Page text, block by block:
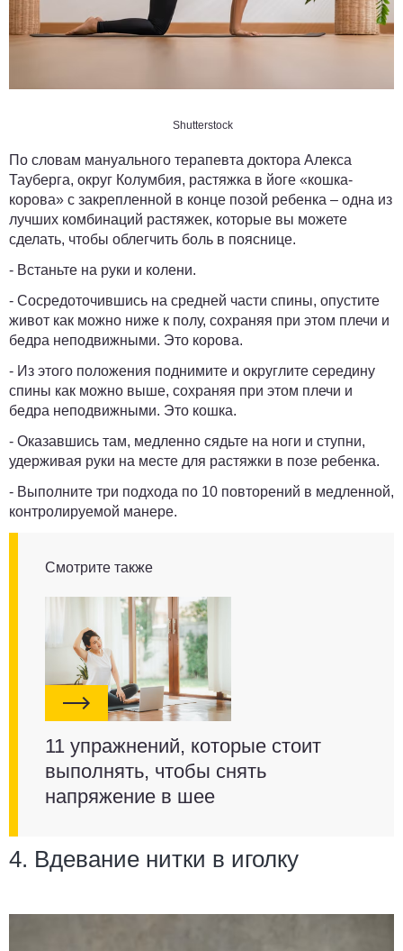
Shutterstock
По словам мануального терапевта доктора Алекса
Тауберга, округ Колумбия, растяжка в йоге «кошка-
корова» с закрепленной в конце позой ребенка – одна из
лучших комбинаций растяжек, которые вы можете
сделать, чтобы облегчить боль в пояснице.
- Встаньте на руки и колени.
- Сосредоточившись на средней части спины, опустите
живот как можно ниже к полу, сохраняя при этом плечи и
бедра неподвижными. Это корова.
- Из этого положения поднимите и округлите середину
спины как можно выше, сохраняя при этом плечи и
бедра неподвижными. Это кошка.
- Оказавшись там, медленно сядьте на ноги и ступни,
удерживая руки на месте для растяжки в позе ребенка.
- Выполните три подхода по 10 повторений в медленной,
контролируемой манере.
Смотрите также
11 упражнений, которые стоит
выполнять, чтобы снять
напряжение в шее
4. Вдевание нитки в иголку